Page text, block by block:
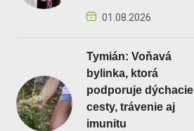
01.08.2026
Tymián: Voňavá
bylinka, ktorá
podporuje dýchacie
cesty, trávenie aj
imunitu